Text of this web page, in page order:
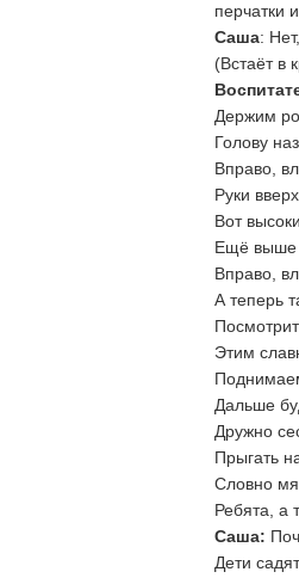
перчатки
Саша:
(Встаёт в
Держим
Голову
Вправо,
Руки
Вот
Ещё
Вправо,
А
Этим
Дальше
Дружно
Прыгать
Словно
Ребята, а
Саша:
Дети